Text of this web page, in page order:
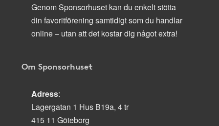
Genom Sponsorhuset kan du enkelt stötta
din favoritförening samtidigt som du handlar
online – utan att det kostar dig något extra!
Om Sponsorhuset
Adress:
Lagergatan 1 Hus B19a, 4 tr
415 11 Göteborg